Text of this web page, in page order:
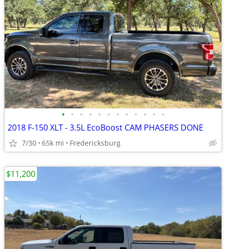
• • • • • • • • • • • •
2018 F-150 XLT - 3.5L EcoBoost CAM PHASERS DONE
7/30 65k mi Fredericksburg
$11,200